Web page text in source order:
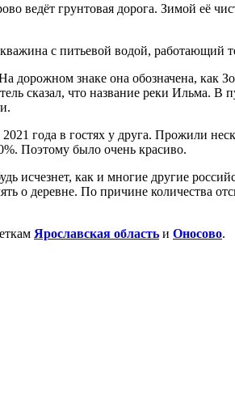
ведёт грунтовая дорога. Зимой её
с питьевой водой, работающий
дорожном знаке она обозначена, как
сказал, что название реки Ильма. В
года в гостях у друга. Прожили
Поэтому было очень красиво.
исчезнет, как и многие другие
о деревне. По причине количества
Ярославская область и Оносово.